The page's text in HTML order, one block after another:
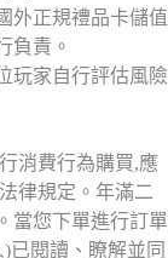
外正規禮品卡儲值
負責。
玩家自行評估風險
消費行為購買,應
律規定。年滿二
當您下單進行訂單
已閱讀、瞭解並同